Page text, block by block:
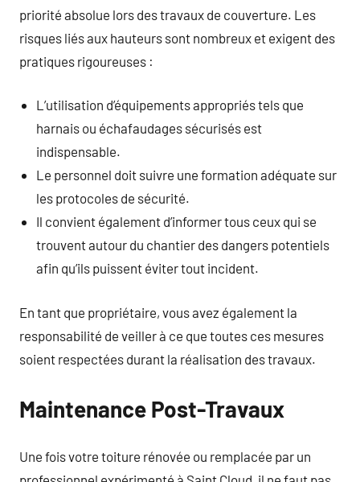
priorité absolue lors des travaux de couverture. Les
risques liés aux hauteurs sont nombreux et exigent des
pratiques rigoureuses :
L’utilisation d’équipements appropriés tels que
harnais ou échafaudages sécurisés est
indispensable.
Le personnel doit suivre une formation adéquate sur
les protocoles de sécurité.
Il convient également d’informer tous ceux qui se
trouvent autour du chantier des dangers potentiels
afin qu’ils puissent éviter tout incident.
En tant que propriétaire, vous avez également la
responsabilité de veiller à ce que toutes ces mesures
soient respectées durant la réalisation des travaux.
Maintenance Post-Travaux
Une fois votre toiture rénovée ou remplacée par un